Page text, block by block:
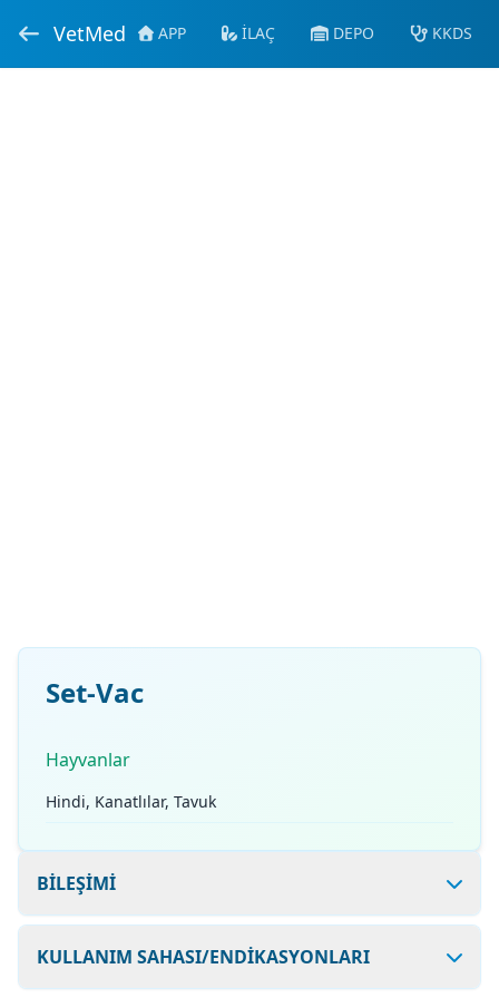
VetMed APP İLAÇ DEPO KKDS
Set-Vac
Hayvanlar
Hindi, Kanatlılar, Tavuk
BİLEŞİMİ
KULLANIM SAHASI/ENDİKASYONLARI